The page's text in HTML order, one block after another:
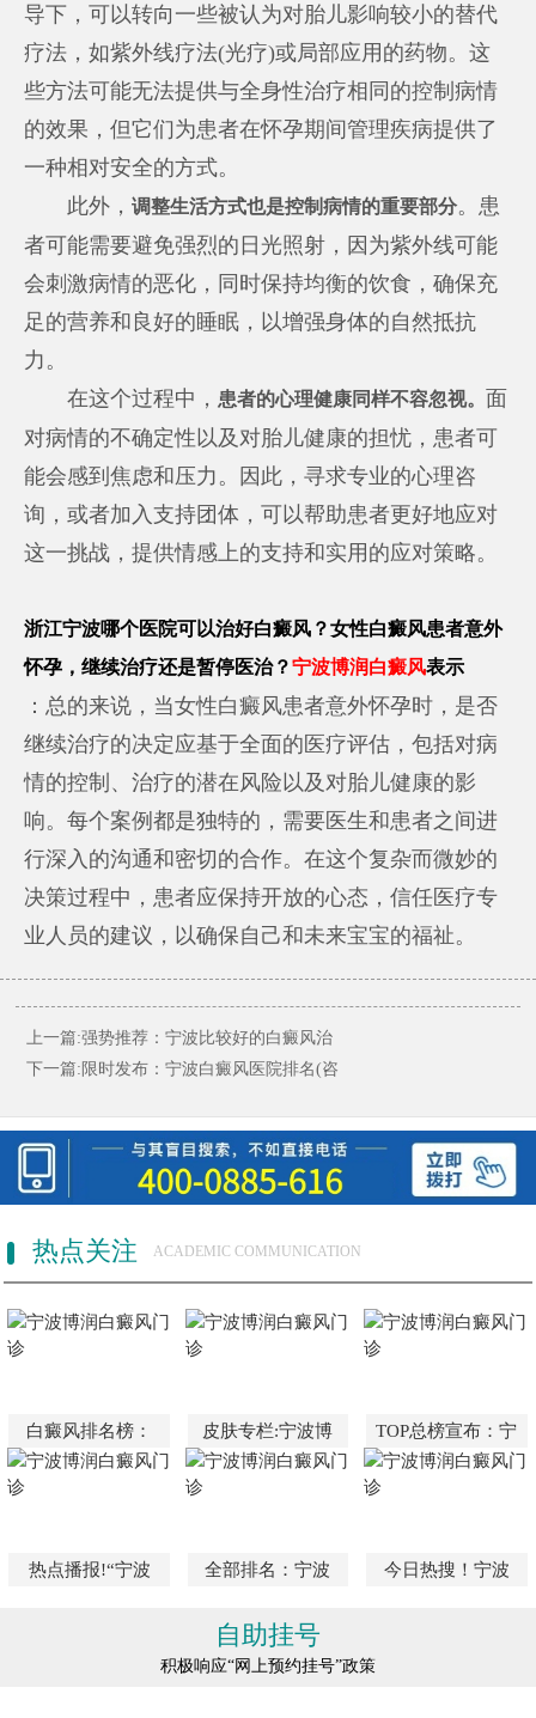
导下，可以转向一些被认为对胎儿影响较小的替代
疗法，如紫外线疗法(光疗)或局部应用的药物。这
些方法可能无法提供与全身性治疗相同的控制病情
的效果，但它们为患者在怀孕期间管理疾病提供了
一种相对安全的方式。
此外，调整生活方式也是控制病情的重要部分。患
者可能需要避免强烈的日光照射，因为紫外线可能
会刺激病情的恶化，同时保持均衡的饮食，确保充
足的营养和良好的睡眠，以增强身体的自然抵抗
力。
在这个过程中， 患者的心理健康同样不容忽视。 面
对病情的不确定性以及对胎儿健康的担忧，患者可
能会感到焦虑和压力。因此，寻求专业的心理咨
询，或者加入支持团体，可以帮助患者更好地应对
这一挑战，提供情感上的支持和实用的应对策略。
浙江宁波哪个医院可以治好白癜风？女性白癜风患者意外
怀孕，继续治疗还是暂停医治？宁波博润白癜风表示
：总的来说，当女性白癜风患者意外怀孕时，是否
继续治疗的决定应基于全面的医疗评估，包括对病
情的控制、治疗的潜在风险以及对胎儿健康的影
响。每个案例都是独特的，需要医生和患者之间进
行深入的沟通和密切的合作。在这个复杂而微妙的
决策过程中，患者应保持开放的心态，信任医疗专
业人员的建议，以确保自己和未来宝宝的福祉。
上一篇:强势推荐：宁波比较好的白癜风治
下一篇: 限时发布：宁波白癜风医院排名(咨
热点关注 ACADEMIC COMMUNICATION
白癜风排名榜： 皮肤专栏:宁波博 TOP总榜宣布：宁
热点播报!“宁波 全部排名：宁波 今日热搜！宁波
自助挂号
积极响应“网上预约挂号”政策